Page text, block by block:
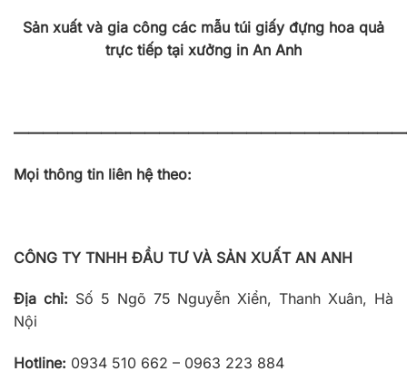
Sản xuất và gia công các mẫu túi giấy đựng hoa quả
trực tiếp tại xưởng in An Anh
Mọi thông tin liên hệ theo:
CÔNG TY TNHH ĐẦU TƯ VÀ SẢN XUẤT AN ANH
Địa chỉ: Số 5 Ngõ 75 Nguyễn Xiển, Thanh Xuân, Hà
Nội
Hotline: 0934 510 662 – 0963 223 884